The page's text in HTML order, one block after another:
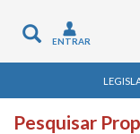
Toggle
navigation
ENTRAR
Pesquisar